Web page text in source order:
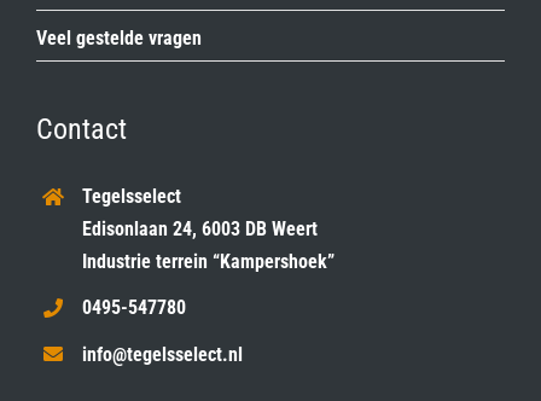
Veel gestelde vragen
Contact
Tegelsselect
Edisonlaan 24, 6003 DB Weert
Industrie terrein “Kampershoek”
0495-547780
info@tegelsselect.nl